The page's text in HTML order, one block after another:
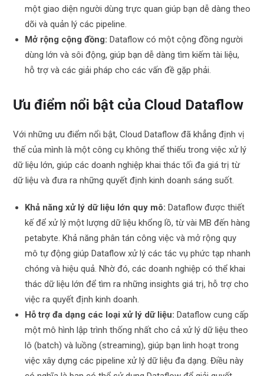
một giao diện người dùng trực quan giúp bạn dễ dàng theo
dõi và quản lý các pipeline.
Mở rộng cộng đồng: Dataflow có một cộng đồng người
dùng lớn và sôi động, giúp bạn dễ dàng tìm kiếm tài liệu,
hỗ trợ và các giải pháp cho các vấn đề gặp phải.
Ưu điểm nổi bật của Cloud Dataflow
Với những ưu điểm nổi bật, Cloud Dataflow đã khẳng định vị
thế của mình là một công cụ không thể thiếu trong việc xử lý
dữ liệu lớn, giúp các doanh nghiệp khai thác tối đa giá trị từ
dữ liệu và đưa ra những quyết định kinh doanh sáng suốt.
Khả năng xử lý dữ liệu lớn quy mô: Dataflow được thiết
kế để xử lý một lượng dữ liệu khổng lồ, từ vài MB đến hàng
petabyte. Khả năng phân tán công việc và mở rộng quy
mô tự động giúp Dataflow xử lý các tác vụ phức tạp nhanh
chóng và hiệu quả. Nhờ đó, các doanh nghiệp có thể khai
thác dữ liệu lớn để tìm ra những insights giá trị, hỗ trợ cho
việc ra quyết định kinh doanh.
Hỗ trợ đa dạng các loại xử lý dữ liệu: Dataflow cung cấp
một mô hình lập trình thống nhất cho cả xử lý dữ liệu theo
lô (batch) và luồng (streaming), giúp bạn linh hoạt trong
việc xây dựng các pipeline xử lý dữ liệu đa dạng. Điều này